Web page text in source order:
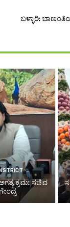
ಬಳ್ಳಾರಿ:
ಕ್ರಮ: ಸಚಿವ